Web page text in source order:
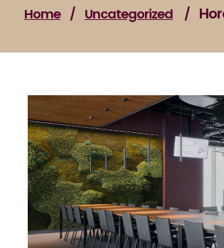
Home / Uncategorized /